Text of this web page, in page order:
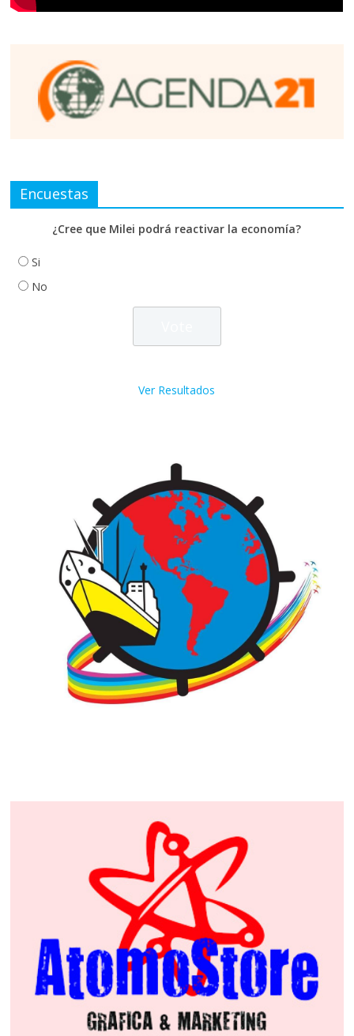
Encuestas
¿Cree que Milei podrá reactivar la economía?
Si
No
Ver Resultados